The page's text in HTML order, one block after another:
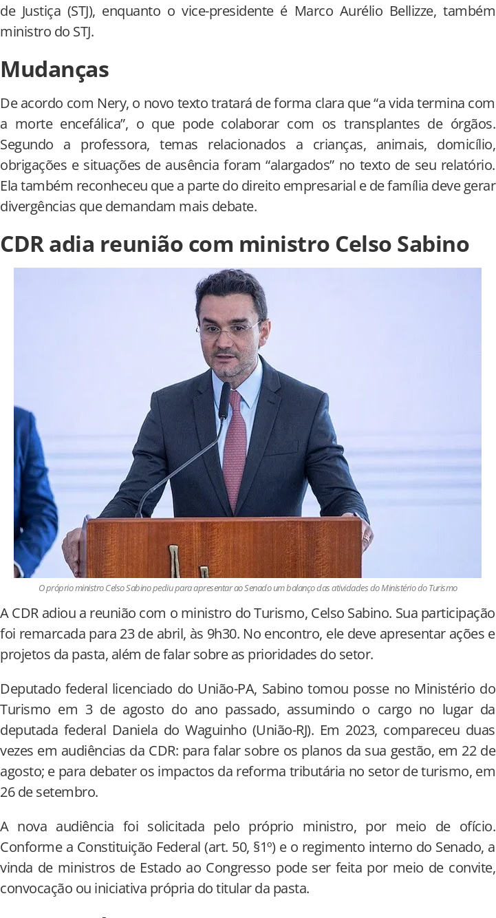
de Justiça (STJ), enquanto o vice-presidente é Marco Aurélio Bellizze, também
ministro do STJ.
Mudanças
De acordo com Nery, o novo texto tratará de forma clara que “a vida termina com
a morte encefálica”, o que pode colaborar com os transplantes de órgãos.
Segundo a professora, temas relacionados a crianças, animais, domicílio,
obrigações e situações de ausência foram “alargados” no texto de seu relatório.
Ela também reconheceu que a parte do direito empresarial e de família deve gerar
divergências que demandam mais debate.
CDR adia reunião com ministro Celso Sabino
O próprio ministro Celso Sabino pediu para apresentar ao Senado um balanço das atividades do Ministério do Turismo
A CDR adiou a reunião com o ministro do Turismo, Celso Sabino. Sua participação
foi remarcada para 23 de abril, às 9h30. No encontro, ele deve apresentar ações e
projetos da pasta, além de falar sobre as prioridades do setor.
Deputado federal licenciado do União-PA, Sabino tomou posse no Ministério do
Turismo em 3 de agosto do ano passado, assumindo o cargo no lugar da
deputada federal Daniela do Waguinho (União-RJ). Em 2023, compareceu duas
vezes em audiências da CDR: para falar sobre os planos da sua gestão, em 22 de
agosto; e para debater os impactos da reforma tributária no setor de turismo, em
26 de setembro.
A nova audiência foi solicitada pelo próprio ministro, por meio de ofício.
Conforme a Constituição Federal (art. 50, §1º) e o regimento interno do Senado, a
vinda de ministros de Estado ao Congresso pode ser feita por meio de convite,
convocação ou iniciativa própria do titular da pasta.